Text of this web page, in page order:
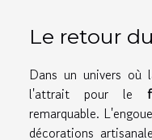
Le retour
Dans un univers où
l'attrait pour le
remarquable.
décorations